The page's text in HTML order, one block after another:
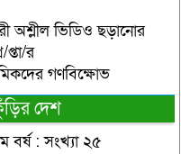
অশ্লীল ভিডিও ছড়ানোর
র
গণবিক্ষোভ
দেশ
: সংখ্যা ২৫